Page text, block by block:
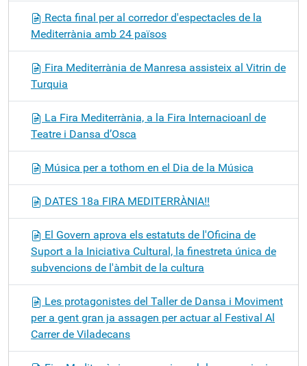
Recta final per al corredor d'espectacles de la
Mediterrània amb 24 països
Fira Mediterrània de Manresa assisteix al Vitrin de
Turquia
La Fira Mediterrània, a la Fira Internacioanl de
Teatre i Dansa d’Osca
Música per a tothom en el Dia de la Música
DATES 18a FIRA MEDITERRÀNIA!!
El Govern aprova els estatuts de l'Oficina de
Suport a la Iniciativa Cultural, la finestreta única de
subvencions de l'àmbit de la cultura
Les protagonistes del Taller de Dansa i Moviment
per a gent gran ja assagen per actuar al Festival Al
Carrer de Viladecans